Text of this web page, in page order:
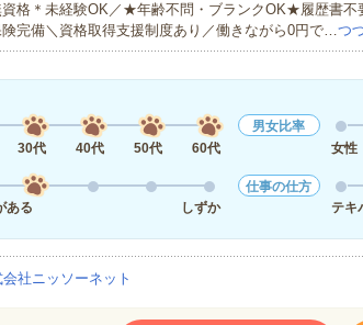
資格＊未経験OK／★年齢不問・ブランクOK★履歴書
完備＼資格取得支援制度あり／働きながら0円で…つ
30代 40代 50代 60代
男女比率
女性
ある
しずか
仕事の仕方
テキ
社ニッソーネット